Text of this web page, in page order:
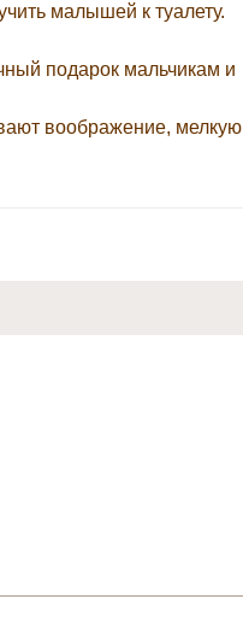
малышей к туалету.
подарок мальчикам и
воображение, мелкую